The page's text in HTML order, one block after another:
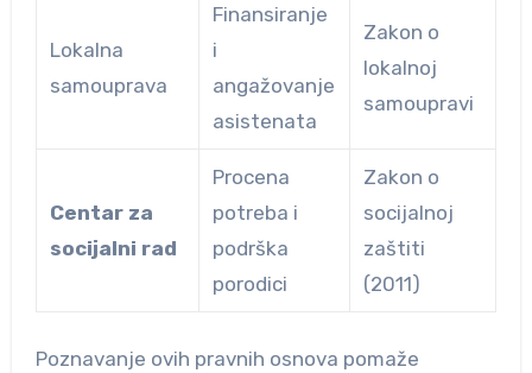
Lokalna
samouprava
Finansiranje
i
angažovanje
asistenata
Zakon o
lokalnoj
samoupravi
Centar za
socijalni rad
Procena
potreba i
podrška
porodici
Zakon o
socijalnoj
zaštiti
(2011)
Poznavanje ovih pravnih osnova pomaže